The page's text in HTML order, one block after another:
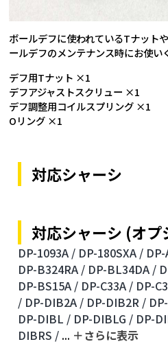
ボールデフに使われているTナット
ールデフのメンテナンス時にお使い
デフ用Tナット ×1
デフアジャストスクリュー ×1
デフ調整用コイルスプリング ×1
Oリング ×1
対応シャーシ
対応シャーシ (オプ
DP-1093A / DP-180SXA /
DP-B324RA / DP-BL34DA /
DP-BS15A / DP-C33A / DP-
/ DP-DIB2A / DP-DIB2R /
DP-DIBL / DP-DIBLG / DP-
DIBRS / ... ＋さらに表⽰